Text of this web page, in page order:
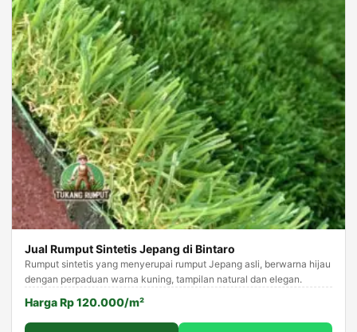
Jual Rumput Sintetis Jepang di Bintaro
Rumput sintetis yang menyerupai rumput Jepang asli, berwarna hijau
dengan perpaduan warna kuning, tampilan natural dan elegan.
Harga Rp 120.000/m²